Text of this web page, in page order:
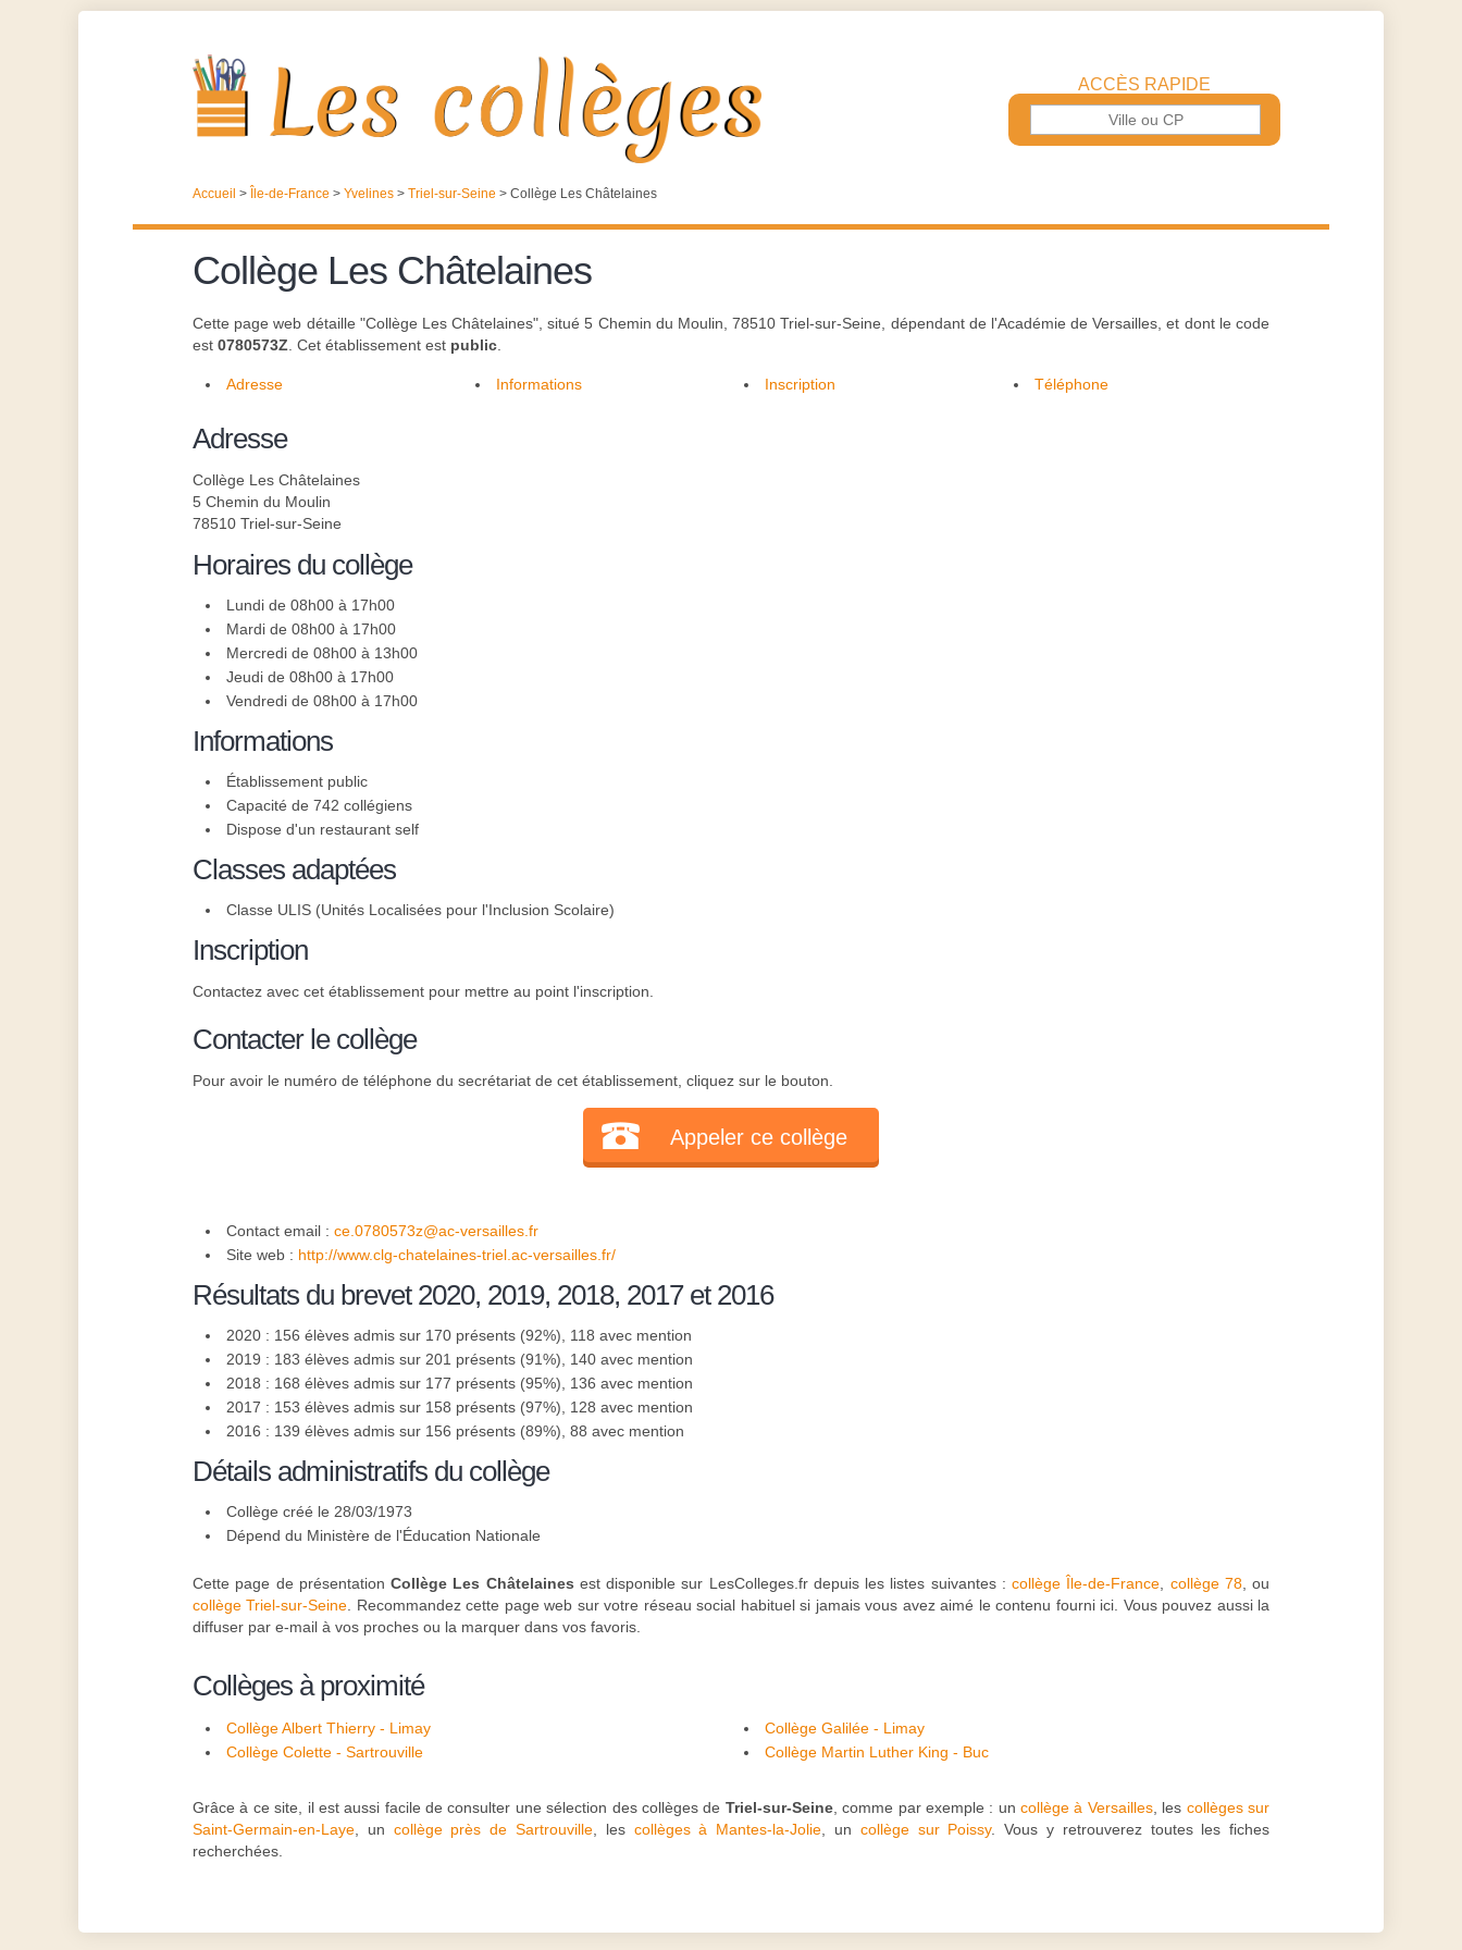
ACCÈS RAPIDE
Accueil > Île-de-France > Yvelines > Triel-sur-Seine > Collège Les Châtelaines
Collège Les Châtelaines
Cette page web détaille "Collège Les Châtelaines", situé 5 Chemin du Moulin, 78510 Triel-sur-Seine, dépendant de l'Académie de Versailles, et dont le code
est 0780573Z . Cet établissement est public
Adresse Informations Inscription Téléphone
Adresse
Collège Les Châtelaines
5 Chemin du Moulin
78510 Triel-sur-Seine
Horaires du collège
Lundi de 08h00 à 17h00
Mardi de 08h00 à 17h00
Mercredi de 08h00 à 13h00
Jeudi de 08h00 à 17h00
Vendredi de 08h00 à 17h00
Informations
Établissement public
Capacité de 742 collégiens
Dispose d'un restaurant self
Classes adaptées
Classe ULIS (Unités Localisées pour l'Inclusion Scolaire)
Inscription
Contactez avec cet établissement pour mettre au point l'inscription.
Contacter le collège
Pour avoir le numéro de téléphone du secrétariat de cet établissement, cliquez sur le bouton.
Appeler ce collège
Contact email : ce.0780573z@ac-versailles.fr
Site web : http://www.clg-chatelaines-triel.ac-versailles.fr/
Résultats du brevet 2020, 2019, 2018, 2017 et 2016
2020 : 156 élèves admis sur 170 présents (92%), 118 avec mention
2019 : 183 élèves admis sur 201 présents (91%), 140 avec mention
2018 : 168 élèves admis sur 177 présents (95%), 136 avec mention
2017 : 153 élèves admis sur 158 présents (97%), 128 avec mention
2016 : 139 élèves admis sur 156 présents (89%), 88 avec mention
Détails administratifs du collège
Collège créé le 28/03/1973
Dépend du Ministère de l'Éducation Nationale
Cette page de présentation Collège Les Châtelaines est disponible sur LesColleges.fr depuis les listes suivantes : collège Île-de-France collège 78, ou
collège Triel-sur-Seine . Recommandez cette page web sur votre réseau social habituel si jamais vous avez aimé le contenu fourni ici. Vous pouvez aussi la
diffuser par e-mail à vos proches ou la marquer dans vos favoris.
Collèges à proximité
Collège Albert Thierry - Limay
Collège Galilée - Limay
Collège Colette - Sartrouville
Collège Martin Luther King - Buc
Grâce à ce site, il est aussi facile de consulter une sélection des collèges de Triel-sur-Seine, comme par exemple : uncollège à Versailles, les collèges sur
Saint-Germain-en-Laye , un collège près de Sartrouville, les collèges à Mantes-la-Jolie , un collège sur Poissy. Vous y retrouverez toutes les fiches
recherchées.